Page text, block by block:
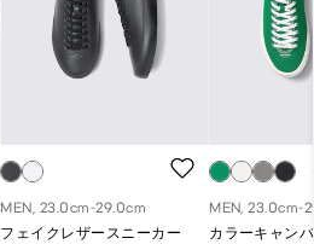
MEN, 23.0cm-29.0cm
フェイクレザースニーカー
MEN, 23.0cm-
カラーキャン